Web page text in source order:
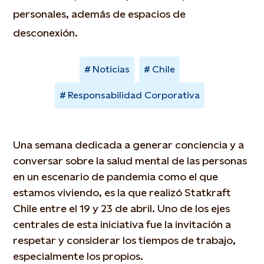
personales, además de espacios de
desconexión.
Noticias Chile
Responsabilidad Corporativa
Una semana dedicada a generar conciencia y a
conversar sobre la salud mental de las personas
en un escenario de pandemia como el que
estamos viviendo, es la que realizó Statkraft
Chile entre el 19 y 23 de abril. Uno de los ejes
centrales de esta iniciativa fue la invitación a
respetar y considerar los tiempos de trabajo,
especialmente los propios.